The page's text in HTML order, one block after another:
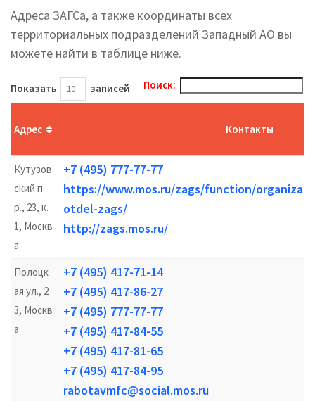
Адреса ЗАГСа, а также координаты всех
территориальных подразделений Западный АО вы
можете найти в таблице ниже.
Показать записей Поиск:
Адрес Контакты
Кутузов
ский п
р., 23, к.
1, Москв
а
+7 (495) 777-77-77
https://www.mos.ru/zags/function/
otdel-zags/
http://zags.mos.ru/
Полоцк
ая ул., 2
3, Москв
а
+7 (495) 417-71-14
+7 (495) 417-86-27
+7 (495) 777-77-77
+7 (495) 417-84-55
+7 (495) 417-81-65
+7 (495) 417-84-95
rabotavmfc@social.mos.ru